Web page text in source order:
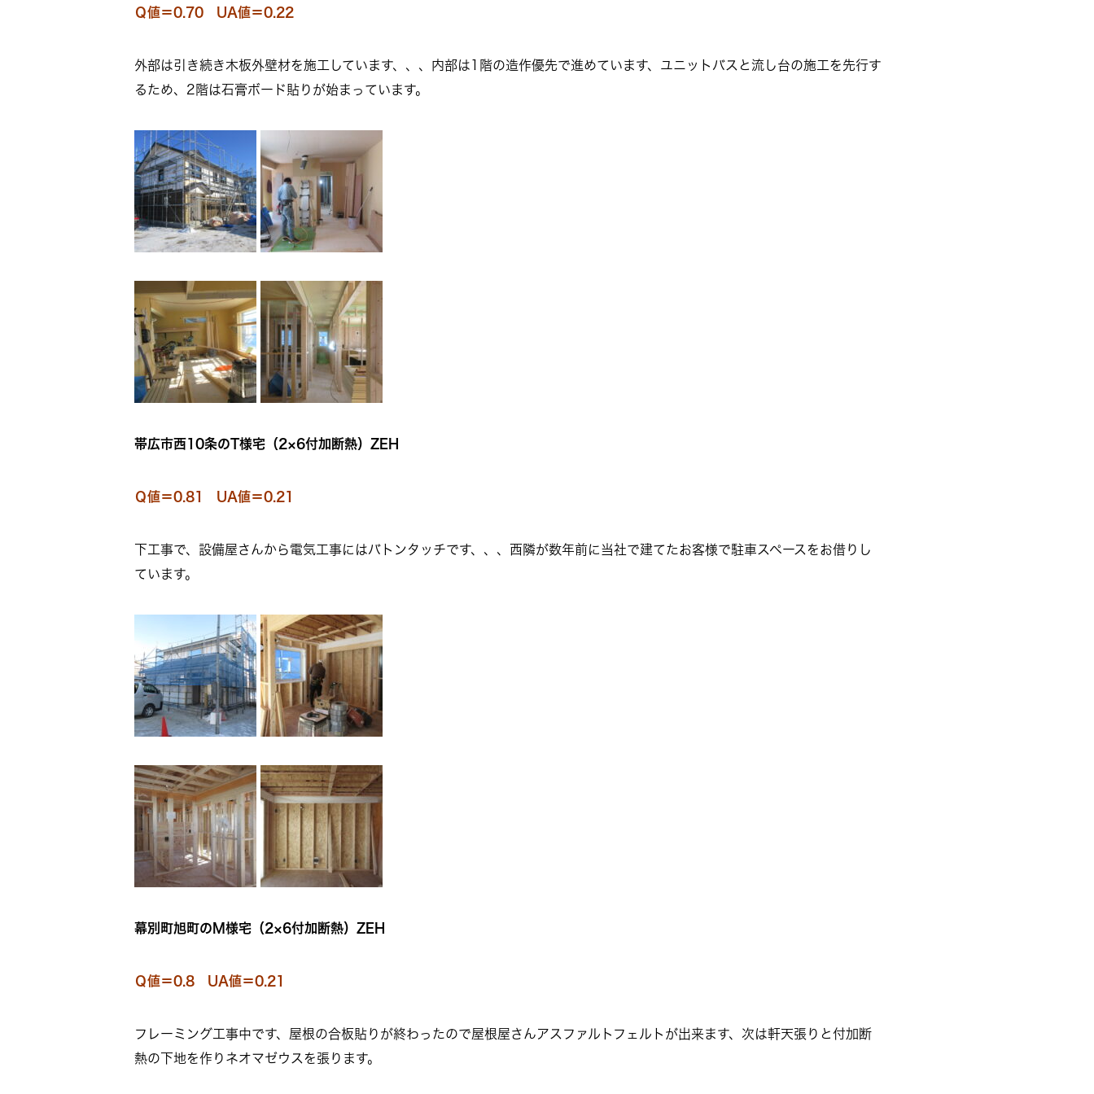
Ｑ値＝0.70 UA値＝0.22
外部は引き続き木板外壁材を施工しています、、、内部は1階の造作優先で進めています、ユニットバスと流し台の施工を先行す
るため、2階は石膏ボード貼りが始まっています。
帯広市西10条のT様宅（2×6付加断熱）ZEH
Ｑ値＝0.81 UA値＝0.21
下工事で、設備屋さんから電気工事にはバトンタッチです、、、西隣が数年前に当社で建てたお客様で駐車スペースをお借りし
ています。
幕別町旭町のM様宅（2×6付加断熱）ZEH
Ｑ値＝0.8 UA値＝0.21
フレーミング工事中です、屋根の合板貼りが終わったので屋根屋さんアスファルトフェルトが出来ます、次は軒天張りと付加断
熱の下地を作りネオマゼウスを張ります。